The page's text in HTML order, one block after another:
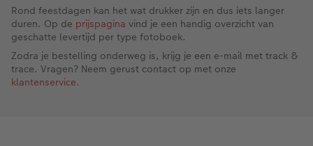
Rond feestdagen kan het wat drukker zijn en dus iets langer
duren. Op de prijspagina vind je een handig overzicht van
geschatte levertijd per type fotoboek.
Zodra je bestelling onderweg is, krijg je een e-mail met track &
trace. Vragen? Neem gerust contact op met onze
klantenservice.